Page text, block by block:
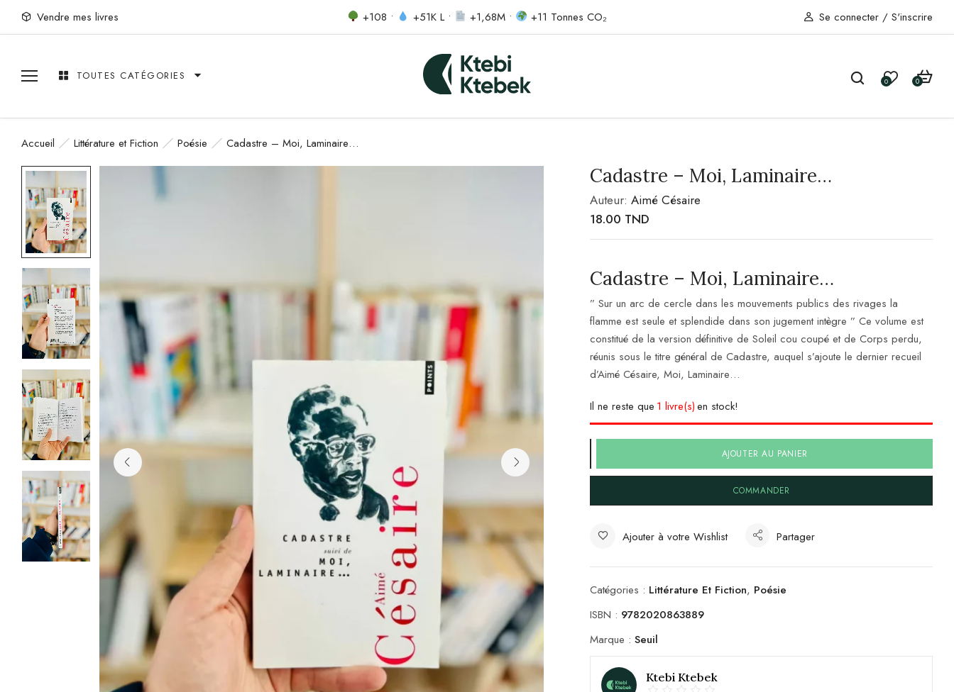
Vendre mes livres +108 • +51K L • +1,68M • +11 Tonnes CO₂ Se connecter / S'inscrire
TOUTES CATÉGORIES 0 0
Accueil Littérature et Fiction Poésie Cadastre – Moi, Laminaire…
Cadastre – Moi, Laminaire…
Auteur:Aimé Césaire
18.00 TND
Cadastre – Moi, Laminaire…
” Sur un arc de cercle dans les mouvements publics des rivages la
flamme est seule et splendide dans son jugement intègre ” Ce volume est
constitué de la version définitive de Soleil cou coupé et de Corps perdu,
réunis sous le titre général de Cadastre, auquel s’ajoute le dernier recueil
d’Aimé Césaire, Moi, Laminaire…
Il ne reste que 1 livre(s) en stock!
AJOUTER AU PANIER
COMMANDER
Ajouter à votre Wishlist Partager
Catégories : Littérature Et Fiction, Poésie
ISBN : 9782020863889
Marque :Seuil
Ktebi Ktebek